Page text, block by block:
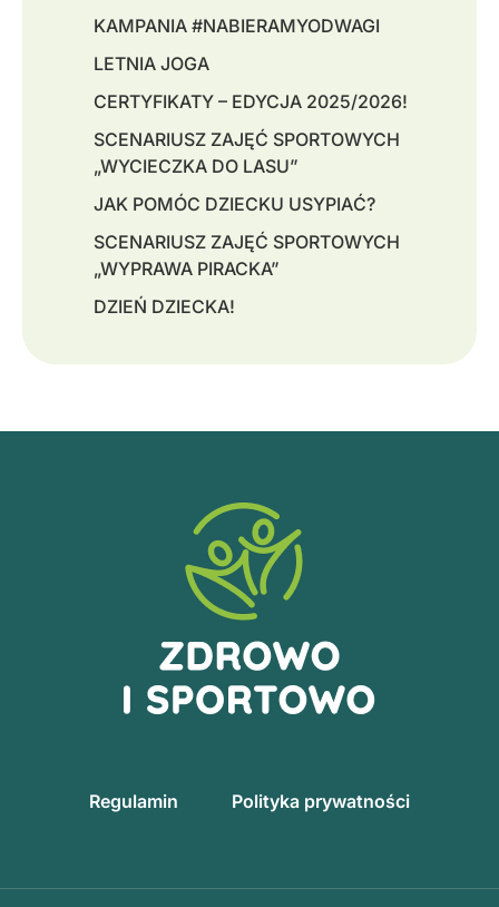
KAMPANIA #NABIERAMYODWAGI
LETNIA JOGA
CERTYFIKATY – EDYCJA 2025/2026!
SCENARIUSZ ZAJĘĆ SPORTOWYCH
„WYCIECZKA DO LASU”
JAK POMÓC DZIECKU USYPIAĆ?
SCENARIUSZ ZAJĘĆ SPORTOWYCH
„WYPRAWA PIRACKA”
DZIEŃ DZIECKA!
Regulamin Polityka prywatności